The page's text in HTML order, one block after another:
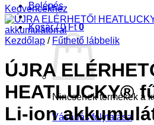
Belépés
Kosár /0Ft 0
Nincsenek termékek a
Vásárlás folytatása
Kedvencekhez
Kezdőlap / Fűthető lábbelik
ÚJRA
HEATLUCKY®
Li-ion